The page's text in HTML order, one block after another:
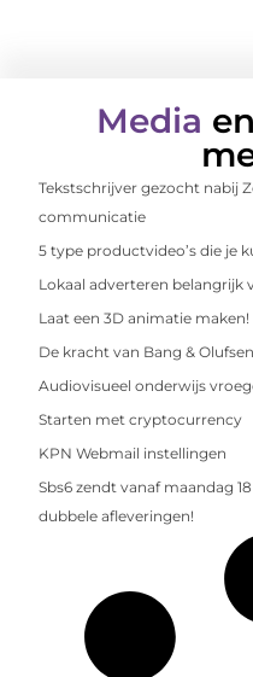
Media
Tekstschrijver gezocht nabij
communicatie
5 type productvideo’s die je
Lokaal adverteren belangrijk
Laat een 3D animatie maken!
De kracht van Bang &
Audiovisueel onderwijs
Starten met cryptocurrency
KPN Webmail instellingen
Sbs6 zendt vanaf maandag
dubbele afleveringen!